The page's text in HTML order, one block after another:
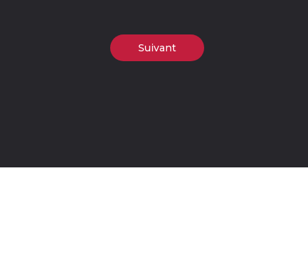
Suivant